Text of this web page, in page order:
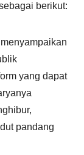
berikut:
yang dapat
pandang